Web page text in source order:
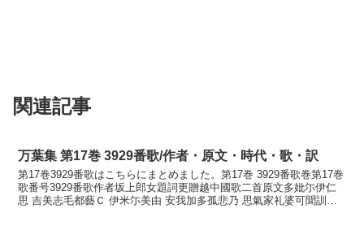
関連記事
万葉集 第17巻 3929番歌/作者・原文・時代・歌・訳
第17巻3929番歌はこちらにまとめました。第17巻 3929番歌巻第17巻
歌番号3929番歌作者坂上郎女題詞更贈越中國歌二首原文多妣尓伊仁
思 吉美志毛都藝Ｃ 伊米尓美由 安我加多孤悲乃 思氣家礼婆可聞訓読